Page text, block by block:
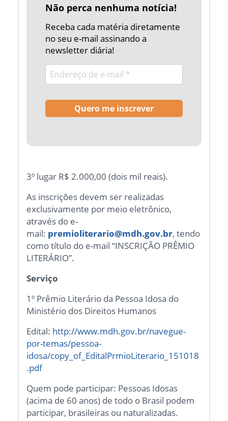
Não perca nenhuma notícia!
Receba cada matéria diretamente
no seu e-mail assinando a
newsletter diária!
3º lugar R$ 2.000,00 (dois mil reais).
As inscrições devem ser realizadas
exclusivamente por meio eletrônico,
através do e-
mail: premioliterario@mdh.gov.br, tendo
como título do e-mail “INSCRIÇÃO PRÊMIO
LITERÁRIO”.
Serviço
1º Prêmio Literário da Pessoa Idosa do
Ministério dos Direitos Humanos
Edital: http://www.mdh.gov.br/navegue-
por-temas/pessoa-
idosa/copy_of_EditalPrmioLiterario_151018
.pdf
Quem pode participar: Pessoas Idosas
(acima de 60 anos) de todo o Brasil podem
participar, brasileiras ou naturalizadas.